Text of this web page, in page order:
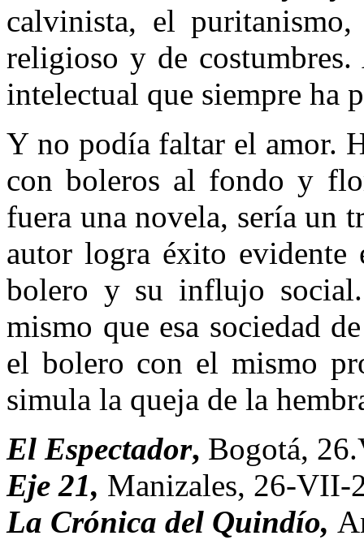
calvinista, el
religioso y de
intelec­tual que siempre ha
Y no podía faltar el amor.
con boleros al fondo y
fuera una novela, sería un
autor logra éxito evidente
bolero y su influjo
mismo que esa sociedad
el bolero con el mismo
simula la queja de la
El Espectador, Bogotá,
Eje 21, Manizales, 26-VII-
La Crónica del Quindío,